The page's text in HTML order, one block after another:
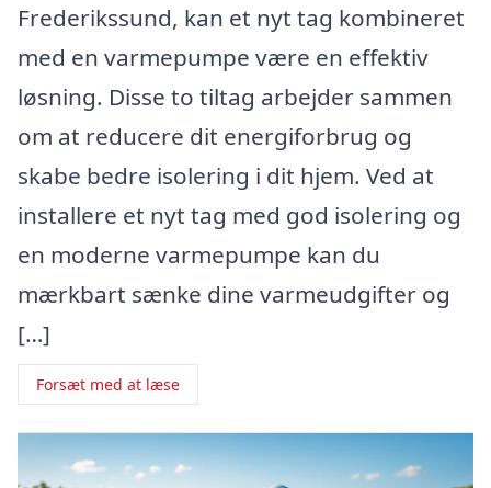
Frederikssund, kan et nyt tag kombineret
med en varmepumpe være en effektiv
løsning. Disse to tiltag arbejder sammen
om at reducere dit energiforbrug og
skabe bedre isolering i dit hjem. Ved at
installere et nyt tag med god isolering og
en moderne varmepumpe kan du
mærkbart sænke dine varmeudgifter og
[…]
Forsæt med at læse